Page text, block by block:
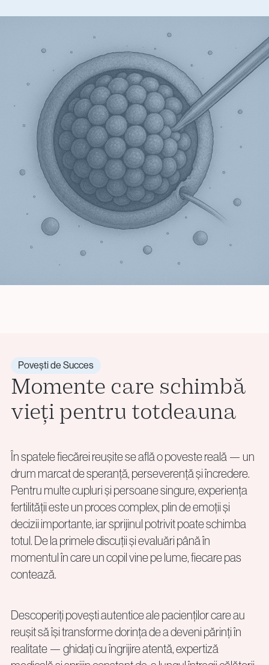
Povești de Succes
Momente care schimbă
vieți pentru totdeauna
În spatele fiecărei reușite se află o poveste reală — un
drum marcat de speranță, perseverență și încredere.
Pentru multe cupluri și persoane singure, experiența
fertilității este un proces complex, plin de emoții și
decizii importante, iar sprijinul potrivit poate schimba
totul. De la primele discuții și evaluări până în
momentul în care un copil vine pe lume, fiecare pas
contează.
Descoperiți povești autentice ale pacienților care au
reușit să își transforme dorința de a deveni părinți în
realitate — ghidați cu îngrijire atentă, expertiză